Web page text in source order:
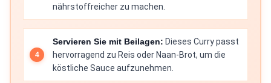
nährstoffreicher zu machen.
Servieren Sie mit Beilagen: Dieses Curry passt
hervorragend zu Reis oder Naan-Brot, um die
köstliche Sauce aufzunehmen.